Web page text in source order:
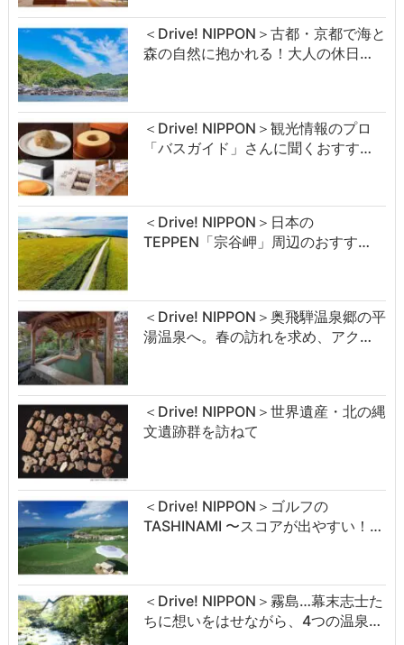
＜Drive! NIPPON＞古都・京都で海と
森の自然に抱かれる！大人の休日…
＜Drive! NIPPON＞観光情報のプロ
「バスガイド」さんに聞くおすす…
＜Drive! NIPPON＞日本の
TEPPEN「宗谷岬」周辺のおすす…
＜Drive! NIPPON＞奥飛騨温泉郷の平
湯温泉へ。春の訪れを求め、アク…
＜Drive! NIPPON＞世界遺産・北の縄
文遺跡群を訪ねて
＜Drive! NIPPON＞ゴルフの
TASHINAMI 〜スコアが出やすい！…
＜Drive! NIPPON＞霧島…幕末志士た
ちに想いをはせながら、4つの温泉…